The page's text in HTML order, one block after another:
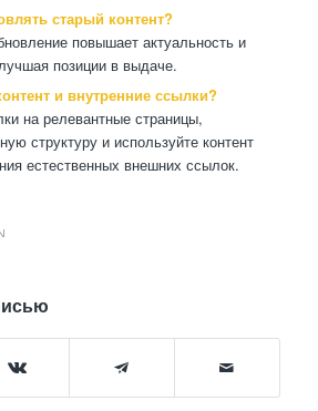
старый контент?
повышает актуальность и
позиции в выдаче.
и внутренние ссылки?
на релевантные страницы,
структуру и используйте контент
естественных внешних ссылок.